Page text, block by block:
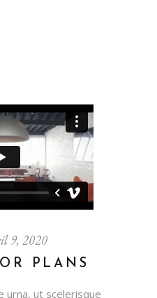
9, 2020
PLANS
urna, ut scelerisque